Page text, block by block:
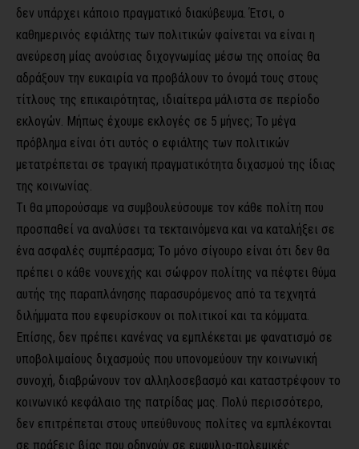
δεν υπάρχει κάποιο πραγματικό διακύβευμα. Έτσι, ο
καθημερινός εφιάλτης των πολιτικών φαίνεται να είναι η
ανεύρεση μίας ανούσιας διχογνωμίας μέσω της οποίας θα
αδράξουν την ευκαιρία να προβάλουν το όνομά τους στους
τίτλους της επικαιρότητας, ιδιαίτερα μάλιστα σε περίοδο
εκλογών. Μήπως έχουμε εκλογές σε 5 μήνες; Το μέγα
πρόβλημα είναι ότι αυτός ο εφιάλτης των πολιτικών
μετατρέπεται σε τραγική πραγματικότητα διχασμού της ίδιας
της κοινωνίας.
Τι θα μπορούσαμε να συμβουλεύσουμε τον κάθε πολίτη που
προσπαθεί να αναλύσει τα τεκταινόμενα και να καταλήξει σε
ένα ασφαλές συμπέρασμα; Το μόνο σίγουρο είναι ότι δεν θα
πρέπει ο κάθε νουνεχής και σώφρον πολίτης να πέφτει θύμα
αυτής της παραπλάνησης παρασυρόμενος από τα τεχνητά
διλήμματα που εφευρίσκουν οι πολιτικοί και τα κόμματα.
Επίσης, δεν πρέπει κανένας να εμπλέκεται με φανατισμό σε
υποβολιμαίους διχασμούς που υπονομεύουν την κοινωνική
συνοχή, διαβρώνουν τον αλληλοσεβασμό και καταστρέφουν το
κοινωνικό κεφάλαιο της πατρίδας μας. Πολύ περισσότερο,
δεν επιτρέπεται στους υπεύθυνους πολίτες να εμπλέκονται
σε πράξεις βίας που οδηγούν σε εμφυλιο-πολεμικές